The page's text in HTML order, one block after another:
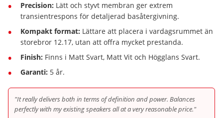
Precision: Lätt och styvt membran ger extrem
transientrespons för detaljerad basåtergivning.
Kompakt format: Lättare att placera i vardagsrummet än
storebror 12.17, utan att offra mycket prestanda.
Finish: Finns i Matt Svart, Matt Vit och Högglans Svart.
Garanti: 5 år.
"It really delivers both in terms of definition and power. Balances
perfectly with my existing speakers all at a very reasonable price."